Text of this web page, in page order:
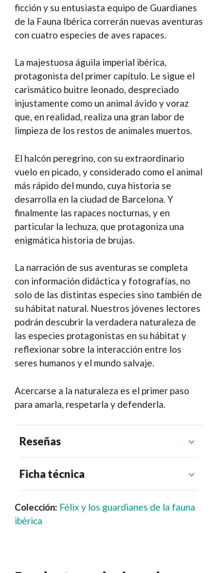
ficción y su entusiasta equipo de Guardianes
de la Fauna Ibérica correrán nuevas aventuras
con cuatro especies de aves rapaces.
La majestuosa águila imperial ibérica,
protagonista del primer capítulo. Le sigue el
carismático buitre leonado, despreciado
injustamente como un animal ávido y voraz
que, en realidad, realiza una gran labor de
limpieza de los restos de animales muertos.
El halcón peregrino, con su extraordinario
vuelo en picado, y considerado como el animal
más rápido del mundo, cuya historia se
desarrolla en la ciudad de Barcelona. Y
finalmente las rapaces nocturnas, y en
particular la lechuza, que protagoniza una
enigmática historia de brujas.
La narración de sus aventuras se completa
con información didáctica y fotografías, no
solo de las distintas especies sino también de
su hábitat natural. Nuestros jóvenes lectores
podrán descubrir la verdadera naturaleza de
las especies protagonistas en su hábitat y
reflexionar sobre la interacción entre los
seres humanos y el mundo salvaje.
Acercarse a la naturaleza es el primer paso
para amarla, respetarla y defenderla.
Reseñas
Ficha técnica
Colección: Félix y los guardianes de la fauna
ibérica